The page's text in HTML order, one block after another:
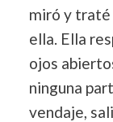
miró y traté
ella. Ella
ojos
ninguna
vendaje,